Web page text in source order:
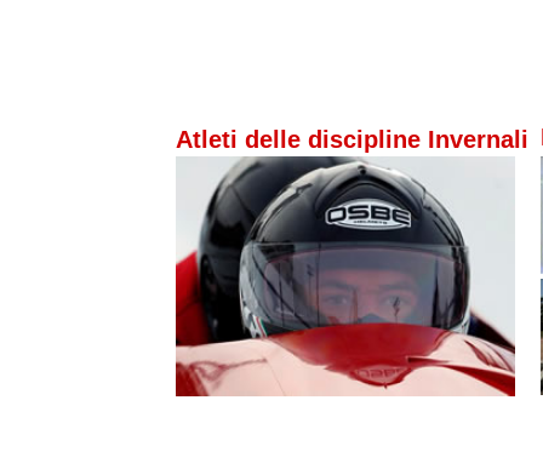
Atleti delle discipline Invernali